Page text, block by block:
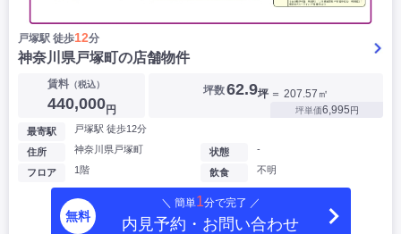
戸塚駅 徒歩12分
神奈川県戸塚町の店舗物件
賃料（税込）
440,000円
坪数62.9坪 ＝ 207.57㎡
坪単価6,995円
最寄駅 戸塚駅 徒歩12分
住所 神奈川県戸塚町
フロア 1階
状態 -
飲食 不明
無料
＼ 簡単1分で完了 ／
内見予約・お問い合わせ